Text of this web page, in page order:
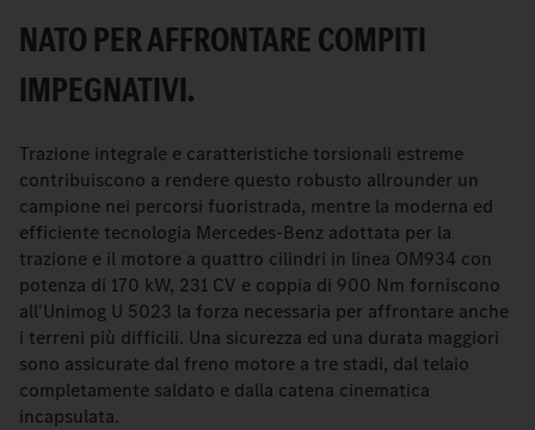
NATO PER AFFRONTARE COMPITI
IMPEGNATIVI.
Trazione integrale e caratteristiche torsionali estreme
contribuiscono a rendere questo robusto allrounder un
campione nei percorsi fuoristrada, mentre la moderna ed
efficiente tecnologia Mercedes-Benz adottata per la
trazione e il motore a quattro cilindri in linea OM934 con
potenza di 170 kW, 231 CV e coppia di 900 Nm forniscono
all'Unimog U 5023 la forza necessaria per affrontare anche
i terreni più difficili. Una sicurezza ed una durata maggiori
sono assicurate dal freno motore a tre stadi, dal telaio
completamente saldato e dalla catena cinematica
incapsulata.